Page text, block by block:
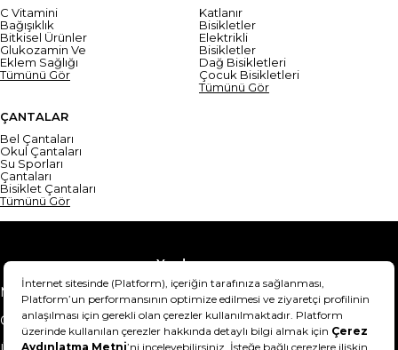
C Vitamini
Bağışıklık
Bitkisel Ürünler
Glukozamin Ve
Eklem Sağlığı
Tümünü Gör
Katlanır
Bisikletler
Elektrikli
Bisikletler
Dağ Bisikletleri
Çocuk Bisikletleri
Tümünü Gör
ÇANTALAR
Bel Çantaları
Okul Çantaları
Su Sporları
Çantaları
Bisiklet Çantaları
Tümünü Gör
Yardım
Mesafeli Satış Sözleşmesi
Teslimat Bilgisi
Gizlilik Sözleşmesi
Şartlar & Koşullar